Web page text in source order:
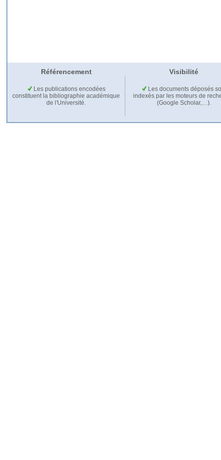
Référencement Visibilité
Les publications encodées
constituent la bibliographie académique
de l'Université.
Les documents déposés
indexés par les moteurs de
(Google Scholar,…).